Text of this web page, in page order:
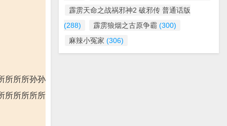
所所所孙孙
所所所所所
霹雳天命之战祸邪神2 破邪传 普通话版
(288)
霹雳狼烟之古原争霸 (300)
麻辣小冤家 (306)